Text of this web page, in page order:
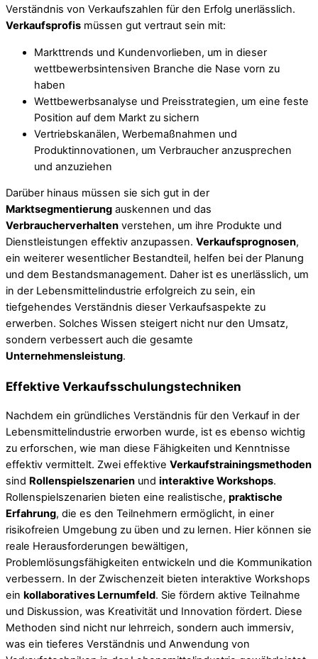
Verständnis von Verkaufszahlen für den Erfolg unerlässlich.
Verkaufsprofis müssen gut vertraut sein mit:
Markttrends und Kundenvorlieben, um in dieser
wettbewerbsintensiven Branche die Nase vorn zu
haben
Wettbewerbsanalyse und Preisstrategien, um eine feste
Position auf dem Markt zu sichern
Vertriebskanälen, Werbemaßnahmen und
Produktinnovationen, um Verbraucher anzusprechen
und anzuziehen
Darüber hinaus müssen sie sich gut in der
Marktsegmentierung auskennen und das
Verbraucherverhalten verstehen, um ihre Produkte und
Dienstleistungen effektiv anzupassen. Verkaufsprognosen,
ein weiterer wesentlicher Bestandteil, helfen bei der Planung
und dem Bestandsmanagement. Daher ist es unerlässlich, um
in der Lebensmittelindustrie erfolgreich zu sein, ein
tiefgehendes Verständnis dieser Verkaufsaspekte zu
erwerben. Solches Wissen steigert nicht nur den Umsatz,
sondern verbessert auch die gesamte
Unternehmensleistung.
Effektive Verkaufsschulungstechniken
Nachdem ein gründliches Verständnis für den Verkauf in der
Lebensmittelindustrie erworben wurde, ist es ebenso wichtig
zu erforschen, wie man diese Fähigkeiten und Kenntnisse
effektiv vermittelt. Zwei effektive Verkaufstrainingsmethoden
sind Rollenspielszenarien und interaktive Workshops.
Rollenspielszenarien bieten eine realistische, praktische
Erfahrung, die es den Teilnehmern ermöglicht, in einer
risikofreien Umgebung zu üben und zu lernen. Hier können sie
reale Herausforderungen bewältigen,
Problemlösungsfähigkeiten entwickeln und die Kommunikation
verbessern. In der Zwischenzeit bieten interaktive Workshops
ein kollaboratives Lernumfeld. Sie fördern aktive Teilnahme
und Diskussion, was Kreativität und Innovation fördert. Diese
Methoden sind nicht nur lehrreich, sondern auch immersiv,
was ein tieferes Verständnis und Anwendung von